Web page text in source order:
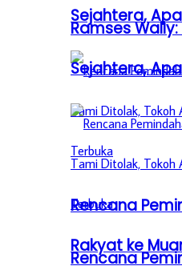
Sejahtera,
Rencana
Rakyat ke
Ramses
Sejahtera,
Rencana